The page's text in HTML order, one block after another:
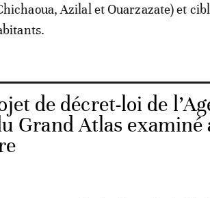
Azilal et Ouarzazate) et
de décret-loi de
Grand Atlas examiné